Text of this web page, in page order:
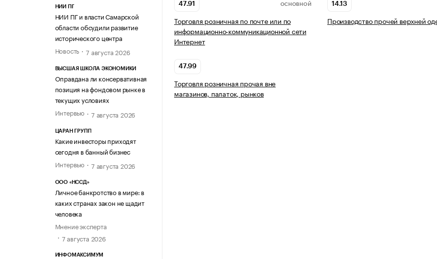
НИИ ПГ
НИИ ПГ и власти Самарской
области обсудили развитие
исторического центра
Новость
7 августа 2026
ВЫСШАЯ ШКОЛА ЭКОНОМИКИ
Оправдана ли консервативная
позиция на фондовом рынке в
текущих условиях
Интервью
7 августа 2026
ЦАРАН ГРУПП
Какие инвесторы приходят
сегодня в банный бизнес
Интервью
7 августа 2026
ООО «НССД»
Личное банкротство в мире: в
каких странах закон не щадит
человека
Мнение эксперта
7 августа 2026
ИНФОМАКСИМУМ
47.91 ОСНОВНОЙ
Торговля розничная по почте или по
информационно-коммуникационной сети
Интернет
14.13
Производство прочей верхней
47.99
Торговля розничная прочая вне
магазинов, палаток, рынков